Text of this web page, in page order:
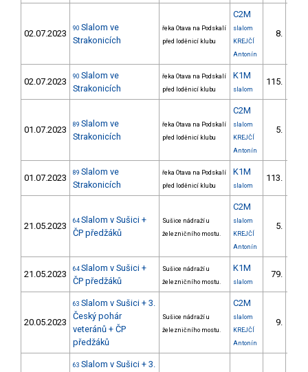
02.07.2023 90 Slalom ve
Strakonicích
řeka Otava na Podskalí
před loděnicí klubu
C2M
slalom
KREJČÍ
Antonín
8.
02.07.2023 90 Slalom ve
Strakonicích
řeka Otava na Podskalí
před loděnicí klubu
K1M
slalom
115.
01.07.2023 89 Slalom ve
Strakonicích
řeka Otava na Podskalí
před loděnicí klubu
C2M
slalom
KREJČÍ
Antonín
5.
01.07.2023 89 Slalom ve
Strakonicích
řeka Otava na Podskalí
před loděnicí klubu
K1M
slalom
113.
21.05.2023 64 Slalom v Sušici +
ČP předžáků
Sušice nádraží u
železničního mostu.
C2M
slalom
KREJČÍ
Antonín
5.
21.05.2023 64 Slalom v Sušici +
ČP předžáků
Sušice nádraží u
železničního mostu.
K1M
slalom
79.
20.05.2023
63 Slalom v Sušici + 3.
Český pohár
veteránů + ČP
předžáků
Sušice nádraží u
železničního mostu.
C2M
slalom
KREJČÍ
Antonín
9.
63 Slalom v Sušici + 3.